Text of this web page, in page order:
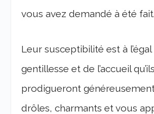
vous avez demandé à été fait.
Leur susceptibilité est à
gentillesse et de l’accueil
prodigueront
drôles, charmants et vous